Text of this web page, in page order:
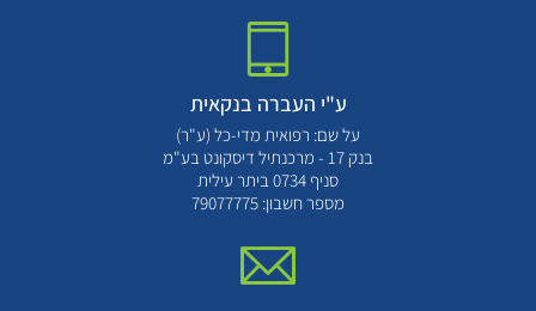
ע"י העברה בנקאית
על שם: רפואית מדי-כל (ע"ר)
בנק 17 - מרכנתיל דיסקונט בע"מ
סניף 0734 ביתר עילית
מספר חשבון: 79077775